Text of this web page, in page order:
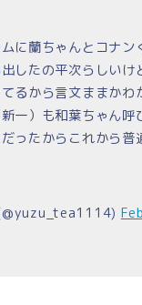
に蘭ちゃんとコナン
したの平次らしいけ
るから言文ままかわ
一）も和葉ちゃん呼
ったからこれから普